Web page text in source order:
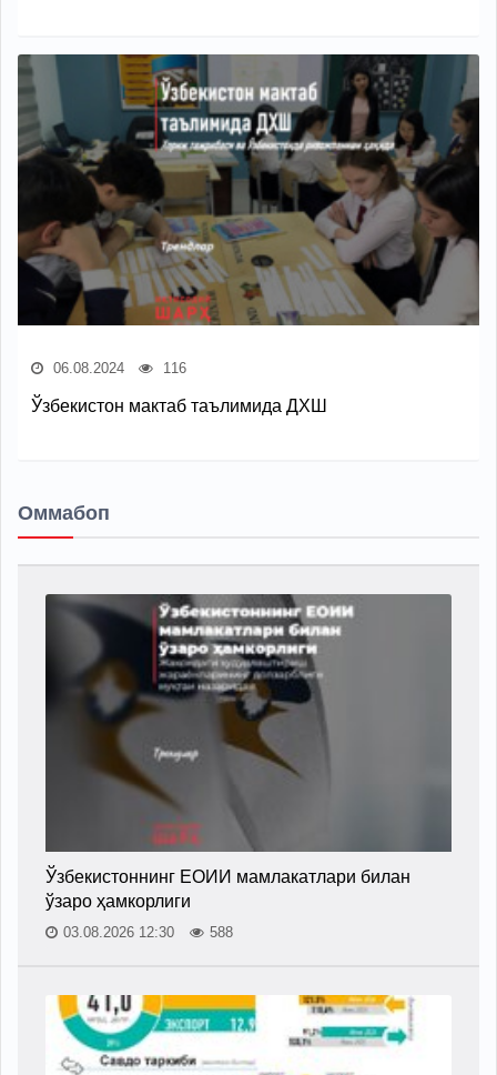
06.08.2024 116
Ўзбекистон мактаб таълимида ДХШ
Оммабоп
Ўзбекистоннинг ЕОИИ мамлакатлари билан
ўзаро ҳамкорлиги
03.08.2026 12:30 588